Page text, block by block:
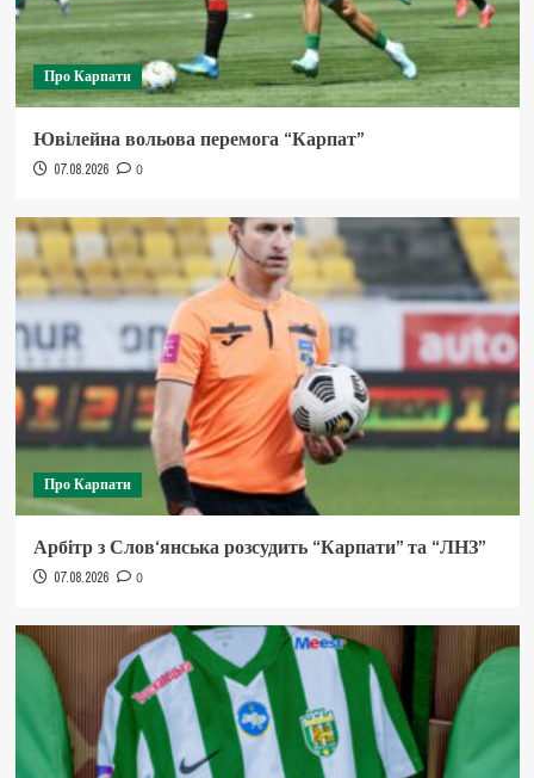
Про Карпати
Ювілейна вольова перемога “Карпат”
07.08.2026 0
Про Карпати
Арбітр з Слов‘янська розсудить “Карпати” та “ЛНЗ”
07.08.2026 0